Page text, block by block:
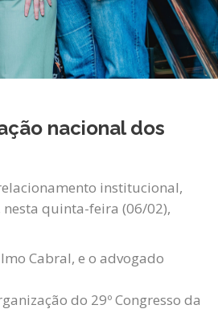
nacional dos
institucional,
nesta quinta-feira (06/02),
Cabral, e o advogado
do 29º Congresso da